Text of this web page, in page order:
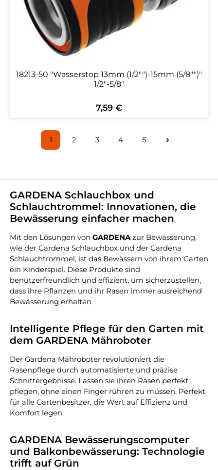
18213-50 "Wasserstop 13mm (1/2"")-15mm (5/8"")"
1/2"-5/8"
Regulärer Preis:
7,59 €
Seite
1
Seite
2
Seite
3
Seite
4
Seite
5
GARDENA Schlauchbox und
Schlauchtrommel: Innovationen, die
Bewässerung einfacher machen
Mit den Lösungen von GARDENAzur Bewässerung,
wie der Gardena Schlauchbox und der Gardena
Schlauchtrommel, ist das Bewässern von ihrem Garten
ein Kinderspiel. Diese Produkte sind
benutzerfreundlich und effizient, um sicherzustellen,
dass ihre Pflanzen und ihr Rasen immer ausreichend
Bewässerung erhalten.
Intelligente Pflege für den Garten mit
dem GARDENA Mähroboter
Der Gardena Mähroboter revolutioniert die
Rasenpflege durch automatisierte und präzise
Schnittergebnisse. Lassen sie ihren Rasen perfekt
pflegen, ohne einen Finger rühren zu müssen. Perfekt
für alle Gartenbesitzer, die Wert auf Effizienz und
Komfort legen.
GARDENA Bewässerungscomputer
und Balkonbewässerung: Technologie
trifft auf Grün